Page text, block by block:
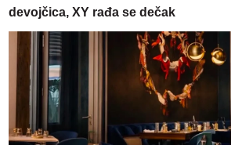
devojčica, XY rađa se dečak